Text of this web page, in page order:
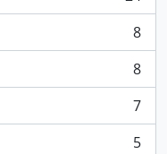
8
8
7
5